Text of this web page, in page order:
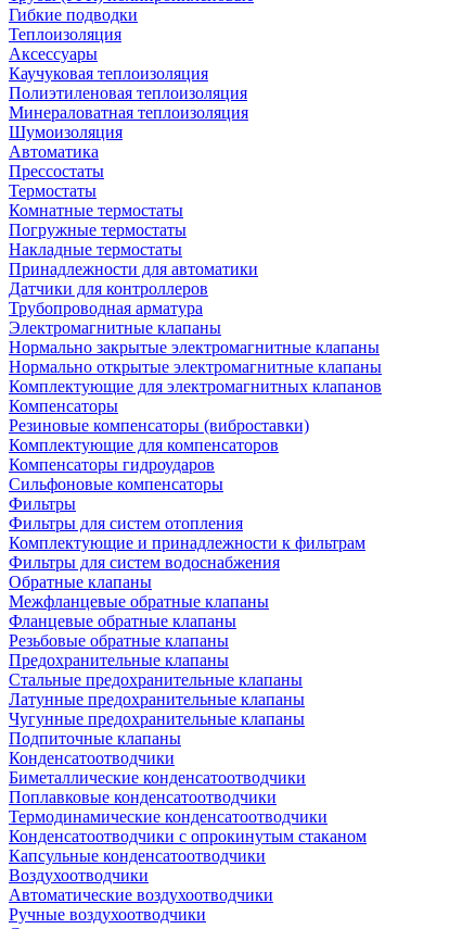
Гибкие подводки
Теплоизоляция
Аксессуары
Каучуковая теплоизоляция
Полиэтиленовая теплоизоляция
Минераловатная теплоизоляция
Шумоизоляция
Автоматика
Прессостаты
Термостаты
Комнатные термостаты
Погружные термостаты
Накладные термостаты
Принадлежности для автоматики
Датчики для контроллеров
Трубопроводная арматура
Электромагнитные клапаны
Нормально закрытые электромагнитные клапаны
Нормально открытые электромагнитные клапаны
Комплектующие для электромагнитных клапанов
Компенсаторы
Резиновые компенсаторы (виброставки)
Комплектующие для компенсаторов
Компенсаторы гидроударов
Сильфоновые компенсаторы
Фильтры
Фильтры для систем отопления
Комплектующие и принадлежности к фильтрам
Фильтры для систем водоснабжения
Обратные клапаны
Межфланцевые обратные клапаны
Фланцевые обратные клапаны
Резьбовые обратные клапаны
Предохранительные клапаны
Стальные предохранительные клапаны
Латунные предохранительные клапаны
Чугунные предохранительные клапаны
Подпиточные клапаны
Конденсатоотводчики
Биметаллические конденсатоотводчики
Поплавковые конденсатоотводчики
Термодинамические конденсатоотводчики
Конденсатоотводчики с опрокинутым стаканом
Капсульные конденсатоотводчики
Воздухоотводчики
Автоматические воздухоотводчики
Ручные воздухоотводчики